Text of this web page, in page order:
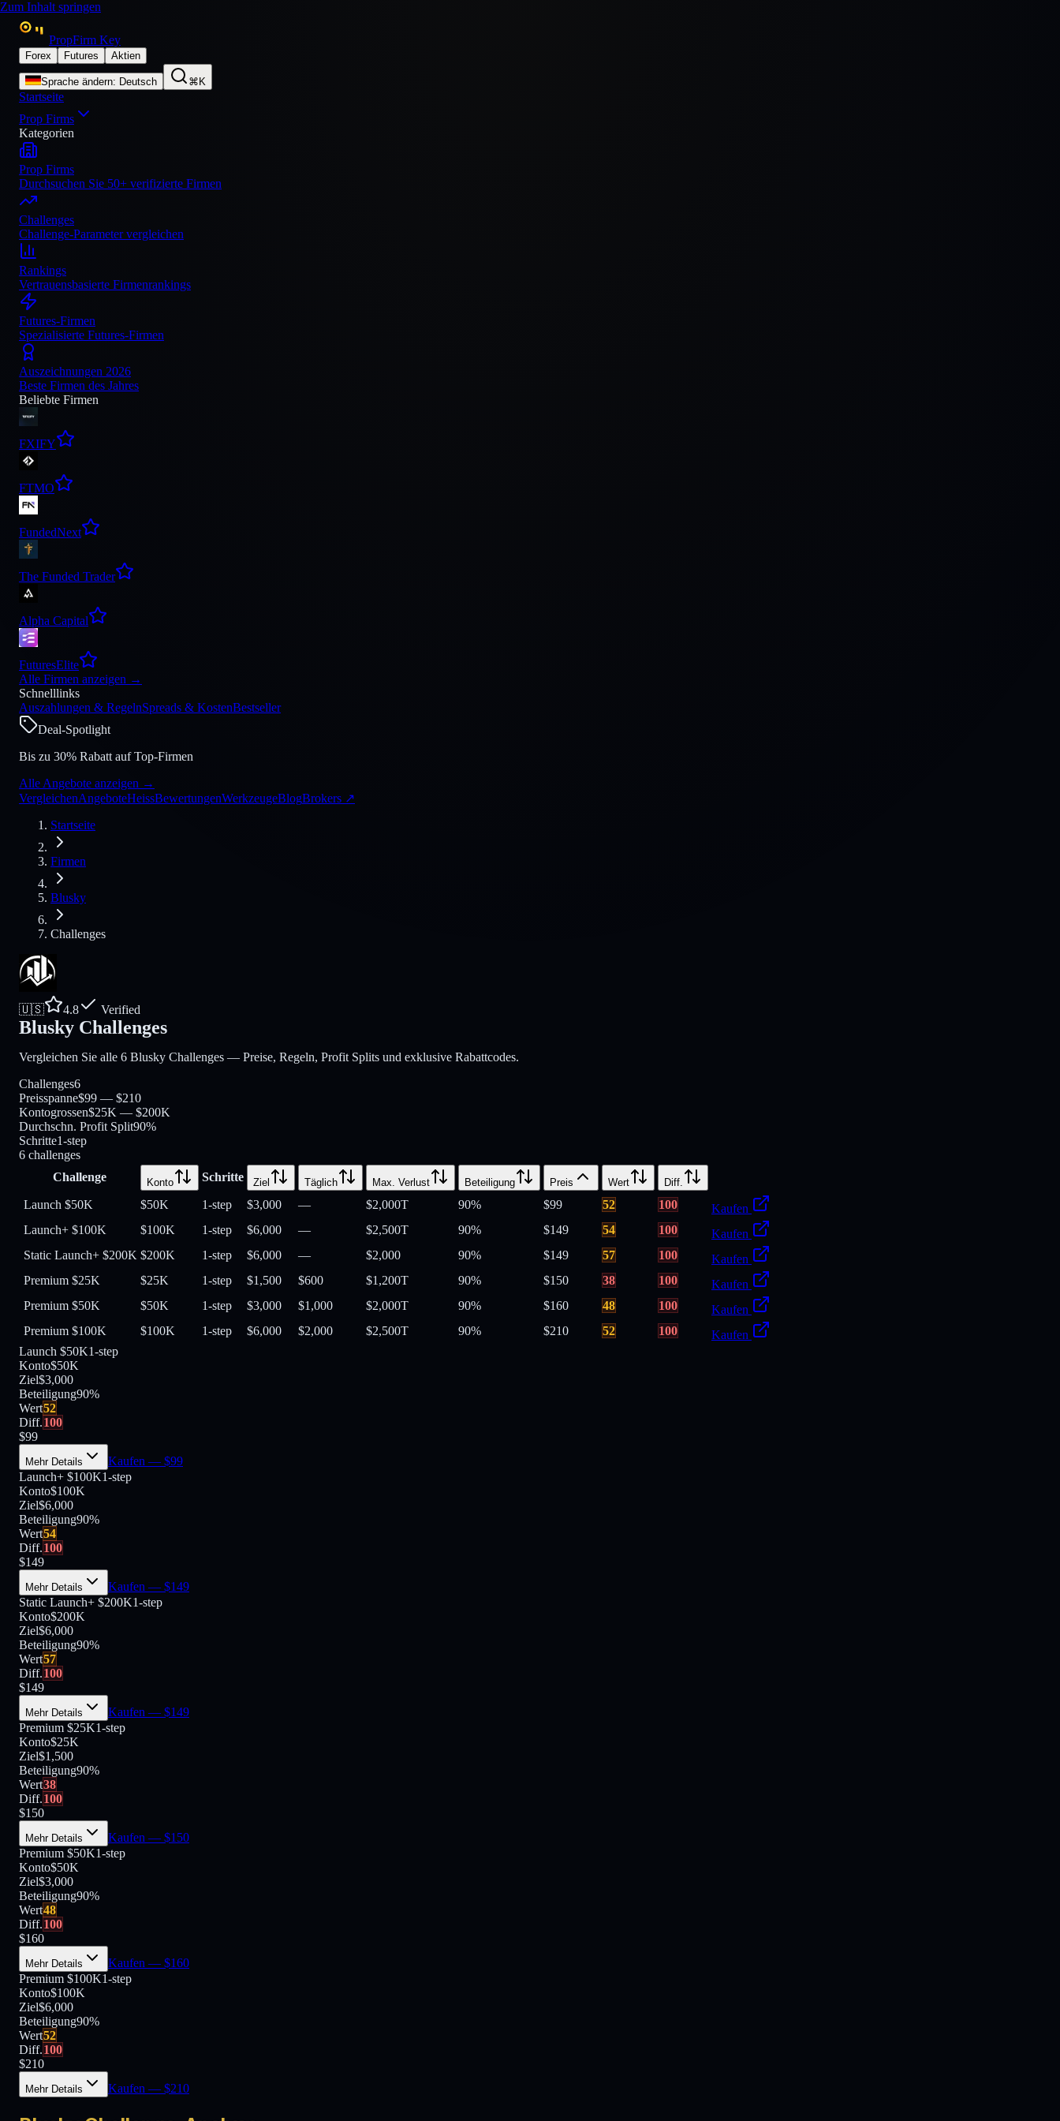
Zum Inhalt springen
PropFirm Key
Forex Futures Aktien
Sprache ändern: Deutsch ⌘K
Startseite
Prop Firms
Kategorien
Prop Firms
Durchsuchen Sie 50+ verifizierte Firmen
Challenges
Challenge-Parameter vergleichen
Rankings
Vertrauensbasierte Firmenrankings
Futures-Firmen
Spezialisierte Futures-Firmen
Auszeichnungen 2026
Beste Firmen des Jahres
Beliebte Firmen
FXIFY
FTMO
FundedNext
The Funded Trader
Alpha Capital
FuturesElite
Alle Firmen anzeigen →
Schnelllinks
Auszahlungen & RegelnSpreads & KostenBestseller
Deal-Spotlight
Bis zu 30% Rabatt auf Top-Firmen
Alle Angebote anzeigen →
VergleichenAngeboteHeissBewertungenWerkzeugeBlogBrokers ↗
Startseite
Firmen
Blusky
Challenges
🇺🇸 4.8 Verified
Blusky Challenges
Vergleichen Sie alle 6 Blusky Challenges — Preise, Regeln, Profit Splits und exklusive Rabattcodes.
Challenges6
Preisspanne$99 — $210
Kontogrossen$25K — $200K
Durchschn. Profit Split90%
Schritte1-step
6 challenges
Challenge
Konto Schritte Ziel Täglich Max. Verlust Beteiligung Preis Wert Diff.
Launch $50K $50K 1-step $3,000 — $2,000T 90% $99 52 100
Kaufen
Launch+ $100K
$100K 1-step $6,000 — $2,500T 90% $149 54 100
Kaufen
Static Launch+ $200K $200K 1-step $6,000 — $2,000 90% $149 57 100
Kaufen
Premium $25K
$25K 1-step $1,500 $600 $1,200T 90% $150 38 100
Kaufen
Premium $50K
$50K 1-step $3,000 $1,000 $2,000T 90% $160 48 100
Kaufen
Premium $100K
$100K 1-step $6,000 $2,000 $2,500T 90% $210 52 100
Kaufen
Launch $50K1-step
Konto$50K
Ziel$3,000
Beteiligung90%
Wert52
Diff.100
$99
Mehr Details Kaufen — $99
Launch+ $100K1-step
Konto$100K
Ziel$6,000
Beteiligung90%
Wert54
Diff.100
$149
Mehr Details Kaufen — $149
Static Launch+ $200K1-step
Konto$200K
Ziel$6,000
Beteiligung90%
Wert57
Diff.100
$149
Mehr Details Kaufen — $149
Premium $25K1-step
Konto$25K
Ziel$1,500
Beteiligung90%
Wert38
Diff.100
$150
Mehr Details Kaufen — $150
Premium $50K1-step
Konto$50K
Ziel$3,000
Beteiligung90%
Wert48
Diff.100
$160
Mehr Details Kaufen — $160
Premium $100K1-step
Konto$100K
Ziel$6,000
Beteiligung90%
Wert52
Diff.100
$210
Mehr Details Kaufen — $210